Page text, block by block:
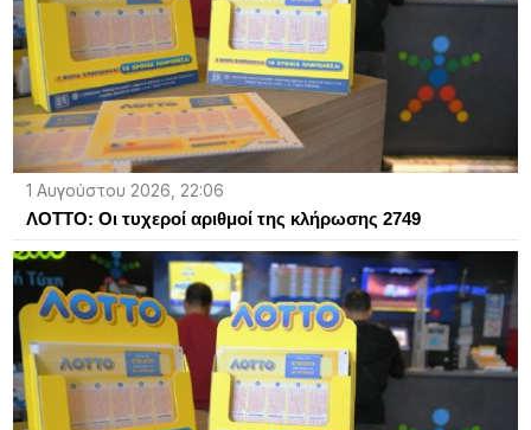
1 Αυγούστου 2026, 22:06
ΛΟΤΤΟ: Οι τυχεροί αριθμοί της κλήρωσης 2749